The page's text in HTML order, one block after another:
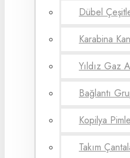
Dübel
Karabina
Yıldız Gaz
Bağlantı
Kopilya
Takım